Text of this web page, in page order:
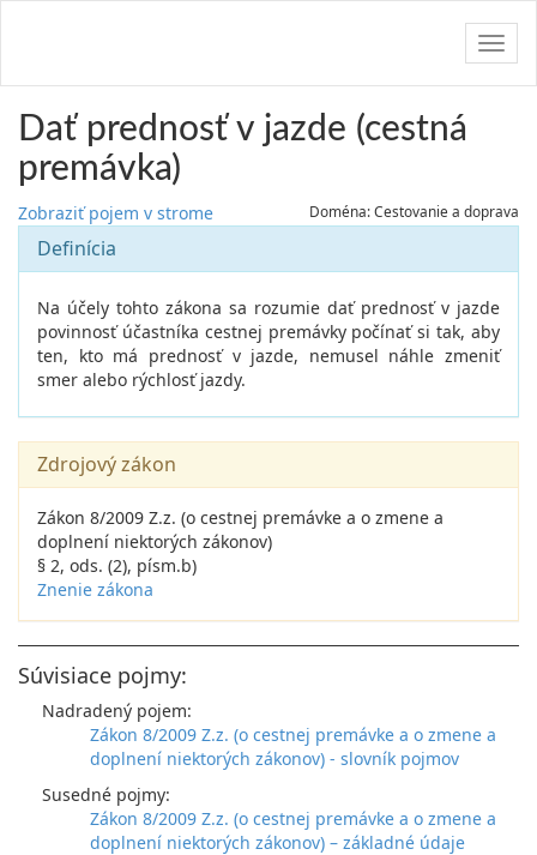
Dať prednosť v jazde (cestná
premávka)
Zobraziť pojem v strome Doména: Cestovanie a doprava
Definícia
Na účely tohto zákona sa rozumie dať prednosť v jazde
povinnosť účastníka cestnej premávky počínať si tak, aby
ten, kto má prednosť v jazde, nemusel náhle zmeniť
smer alebo rýchlosť jazdy.
Zdrojový zákon
Zákon 8/2009 Z.z. (o cestnej premávke a o zmene a
doplnení niektorých zákonov)
§ 2, ods. (2), písm.b)
Znenie zákona
Súvisiace pojmy:
Nadradený pojem:
Zákon 8/2009 Z.z. (o cestnej premávke a o zmene a
doplnení niektorých zákonov) - slovník pojmov
Susedné pojmy:
Zákon 8/2009 Z.z. (o cestnej premávke a o zmene a
doplnení niektorých zákonov) – základné údaje